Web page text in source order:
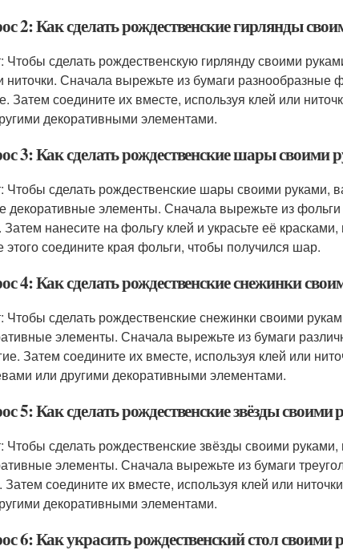
2: Как сделать рождественские гирлянды
Чтобы сделать рождественскую гирлянду своими
ниточки. Сначала вырежьте из бумаги разнообразные
Затем соедините их вместе, используя клей или
декоративными элементами.
3: Как сделать рождественские шары своими
Чтобы сделать рождественские шары своими руками,
декоративные элементы. Сначала вырежьте из
нанесите на фольгу клей и украсьте её
этого соедините края фольги, чтобы получился шар.
4: Как сделать рождественские снежинки
Чтобы сделать рождественские снежинки своими
элементы. Сначала вырежьте из бумаги
Затем соедините их вместе, используя клей или
или другими декоративными элементами.
5: Как сделать рождественские звёзды своими
Чтобы сделать рождественские звёзды своими
элементы. Сначала вырежьте из бумаги
Затем соедините их вместе, используя клей или
декоративными элементами.
6: Как украсить рождественский стол своими